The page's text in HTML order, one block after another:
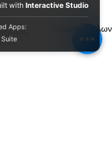
Εμφάνιση όλων
withInteractive Studio
Apps:
Suite